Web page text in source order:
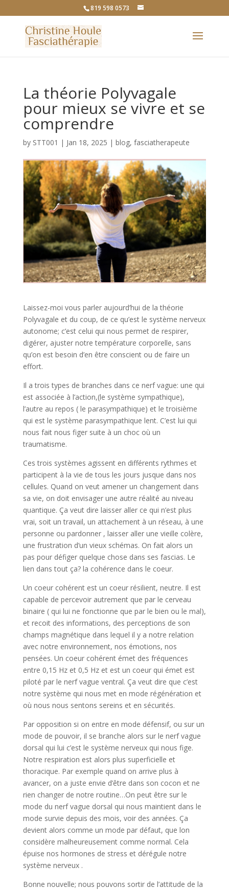
819 598 0573
La théorie Polyvagale
pour mieux se vivre et se
comprendre
by STT001 | Jan 18, 2025 | blog, fasciatherapeute
Laissez-moi vous parler aujourd’hui de la théorie
Polyvagale et du coup, de ce qu’est le système nerveux
autonome; c’est celui qui nous permet de respirer,
digérer, ajuster notre température corporelle, sans
qu’on est besoin d’en être conscient ou de faire un
effort.
Il a trois types de branches dans ce nerf vague: une qui
est associée à l’action,(le système sympathique),
l’autre au repos ( le parasympathique) et le troisième
qui est le système parasympathique lent. C’est lui qui
nous fait nous figer suite à un choc où un
traumatisme.
Ces trois systèmes agissent en différents rythmes et
participent à la vie de tous les jours jusque dans nos
cellules. Quand on veut amener un changement dans
sa vie, on doit envisager une autre réalité au niveau
quantique. Ça veut dire laisser aller ce qui n’est plus
vrai, soit un travail, un attachement à un réseau, à une
personne ou pardonner , laisser aller une vieille colère,
une frustration d’un vieux schémas. On fait alors un
pas pour défiger quelque chose dans ses fascias. Le
lien dans tout ça? la cohérence dans le coeur.
Un coeur cohérent est un coeur résilient, neutre. Il est
capable de percevoir autrement que par le cerveau
binaire ( qui lui ne fonctionne que par le bien ou le mal),
et recoit des informations, des perceptions de son
champs magnétique dans lequel il y a notre relation
avec notre environnement, nos émotions, nos
pensées. Un coeur cohérent émet des fréquences
entre 0,15 Hz et 0,5 Hz et est un coeur qui émet est
piloté par le nerf vague ventral. Ça veut dire que c’est
notre système qui nous met en mode régénération et
où nous nous sentons sereins et en sécurités.
Par opposition si on entre en mode défensif, ou sur un
mode de pouvoir, il se branche alors sur le nerf vague
dorsal qui lui c’est le système nerveux qui nous fige.
Notre respiration est alors plus superficielle et
thoracique. Par exemple quand on arrive plus à
avancer, on a juste envie d’être dans son cocon et ne
rien changer de notre routine…On peut être sur le
mode du nerf vague dorsal qui nous maintient dans le
mode survie depuis des mois, voir des années. Ça
devient alors comme un mode par défaut, que lon
considère malheureusement comme normal. Cela
épuise nos hormones de stress et dérégule notre
système nerveux .
Bonne nouvelle; nous pouvons sortir de l’attitude de la